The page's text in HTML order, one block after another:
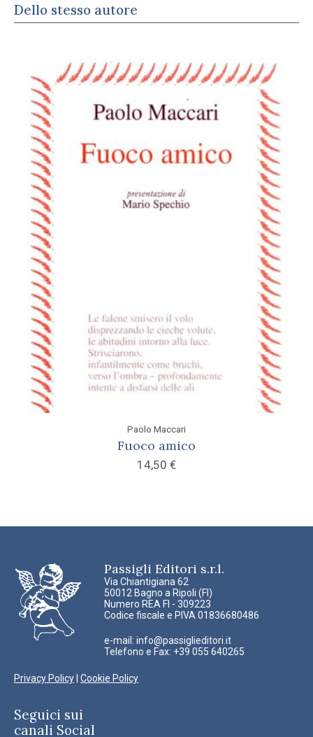
Dello stesso autore
Paolo Maccari
Fuoco amico
14,50 €
Passigli Editori s.r.l.
Via Chiantigiana 62
50012 Bagno a Ripoli (FI)
Numero REA FI - 309223
Codice fiscale e PIVA 01836680486
e-mail: info@passiglieditori.it
Telefono e Fax: +39 055 640265
Privacy Policy Cookie Policy
Seguici sui
canali Social